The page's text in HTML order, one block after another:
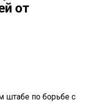
от
штабе по борьбе с